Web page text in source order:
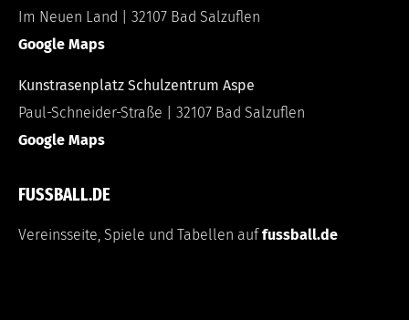
Im Neuen Land | 32107 Bad Salzuflen
Google Maps
Kunstrasenplatz Schulzentrum Aspe
Paul-Schneider-Straße | 32107 Bad Salzuflen
Google Maps
FUSSBALL.DE
Vereinsseite, Spiele und Tabellen auffussball.de